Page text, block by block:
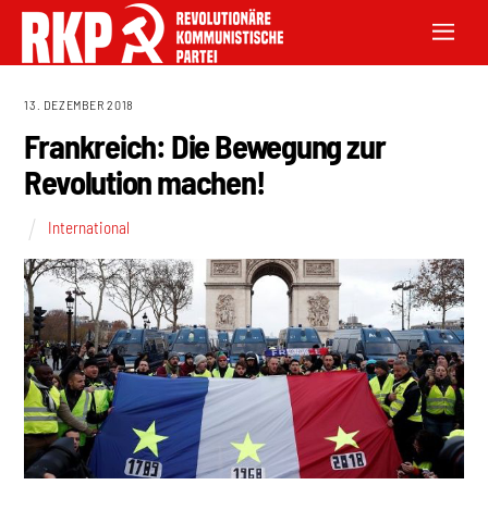
13. DEZEMBER 2018
Frankreich: Die Bewegung zur
Revolution machen!
International